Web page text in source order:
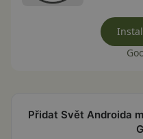
Přidat Svět Androida